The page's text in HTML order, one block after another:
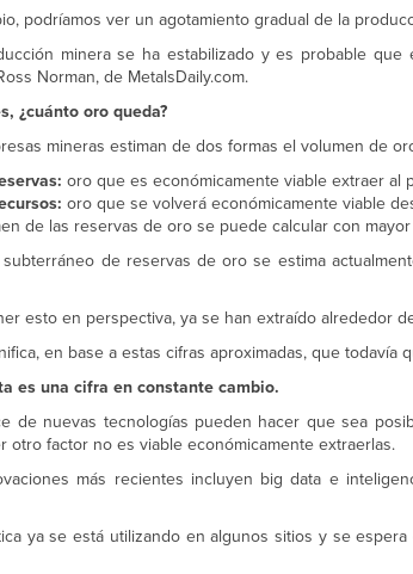
podríamos ver un agotamiento gradual de la
minera se ha estabilizado y es probable
Norman, de MetalsDaily.com.
¿cuánto oro queda?
mineras estiman de dos formas el volumen de
oro que es económicamente viable extraer al
oro que se volverá económicamente viable
de las reservas de oro se puede calcular con
subterráneo de reservas de oro se estima
esto en perspectiva, ya se han extraído alrededor
en base a estas cifras aproximadas, que todavía
es una cifra en constante cambio.
de nuevas tecnologías pueden hacer que sea
otro factor no es viable económicamente extraerlas.
más recientes incluyen big data e
ya se está utilizando en algunos sitios y se